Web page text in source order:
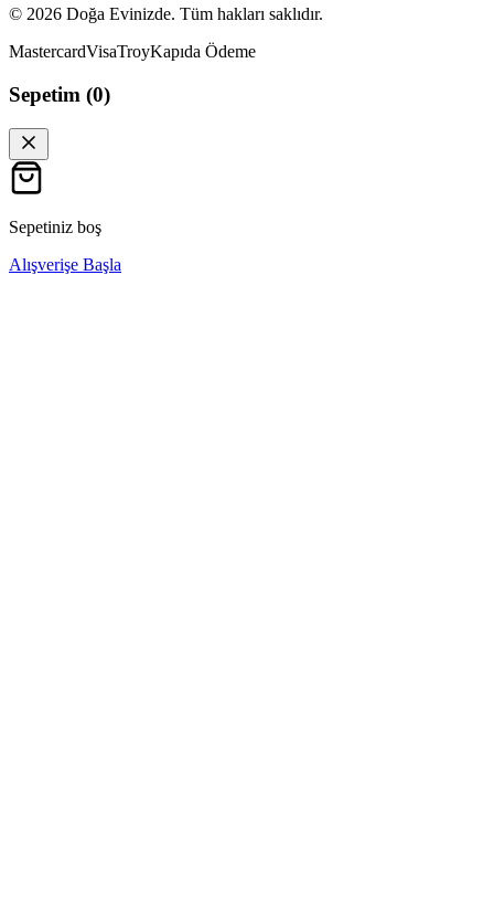
© 2026 Doğa Evinizde. Tüm hakları saklıdır.
MastercardVisaTroyKapıda Ödeme
Sepetim (0)
Sepetiniz boş
Alışverişe Başla